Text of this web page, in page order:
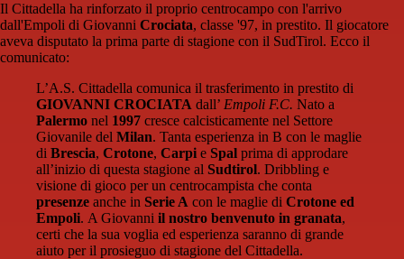
Il Cittadella ha rinforzato il proprio centrocampo con l'arrivo
dall'Empoli di Giovanni Crociata, classe '97, in prestito. Il giocatore
aveva disputato la prima parte di stagione con il SudTirol. Ecco il
comunicato:
L’A.S. Cittadella comunica il trasferimento in prestito di
GIOVANNI CROCIATA dall’ Empoli F.C. Nato a
Palermo nel 1997 cresce calcisticamente nel Settore
Giovanile del Milan. Tanta esperienza in B con le maglie
di Brescia, Crotone, Carpi e Spal prima di approdare
all’inizio di questa stagione al Sudtirol. Dribbling e
visione di gioco per un centrocampista che conta
presenze anche in Serie A con le maglie di Crotone ed
Empoli. A Giovanni il nostro benvenuto in granata,
certi che la sua voglia ed esperienza saranno di grande
aiuto per il prosieguo di stagione del Cittadella.